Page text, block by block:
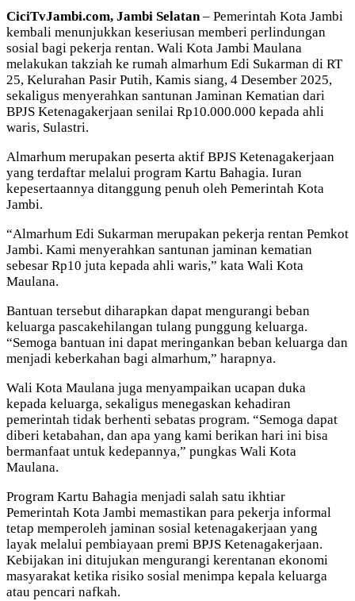
CiciTvJambi.com, Jambi Selatan– Pemerintah Kota Jambi
kembali menunjukkan keseriusan memberi perlindungan
sosial bagi pekerja rentan. Wali Kota Jambi Maulana
melakukan takziah ke rumah almarhum Edi Sukarman di RT
25, Kelurahan Pasir Putih, Kamis siang, 4 Desember 2025,
sekaligus menyerahkan santunan Jaminan Kematian dari
BPJS Ketenagakerjaan senilai Rp10.000.000 kepada ahli
waris, Sulastri.
Almarhum merupakan peserta aktif BPJS Ketenagakerjaan
yang terdaftar melalui program Kartu Bahagia. Iuran
kepesertaannya ditanggung penuh oleh Pemerintah Kota
Jambi.
“Almarhum Edi Sukarman merupakan pekerja rentan Pemkot
Jambi. Kami menyerahkan santunan jaminan kematian
sebesar Rp10 juta kepada ahli waris,” kata Wali Kota
Maulana.
Bantuan tersebut diharapkan dapat mengurangi beban
keluarga pascakehilangan tulang punggung keluarga.
“Semoga bantuan ini dapat meringankan beban keluarga dan
menjadi keberkahan bagi almarhum,” harapnya.
Wali Kota Maulana juga menyampaikan ucapan duka
kepada keluarga, sekaligus menegaskan kehadiran
pemerintah tidak berhenti sebatas program. “Semoga dapat
diberi ketabahan, dan apa yang kami berikan hari ini bisa
bermanfaat untuk kedepannya,” pungkas Wali Kota
Maulana.
Program Kartu Bahagia menjadi salah satu ikhtiar
Pemerintah Kota Jambi memastikan para pekerja informal
tetap memperoleh jaminan sosial ketenagakerjaan yang
layak melalui pembiayaan premi BPJS Ketenagakerjaan.
Kebijakan ini ditujukan mengurangi kerentanan ekonomi
masyarakat ketika risiko sosial menimpa kepala keluarga
atau pencari nafkah.